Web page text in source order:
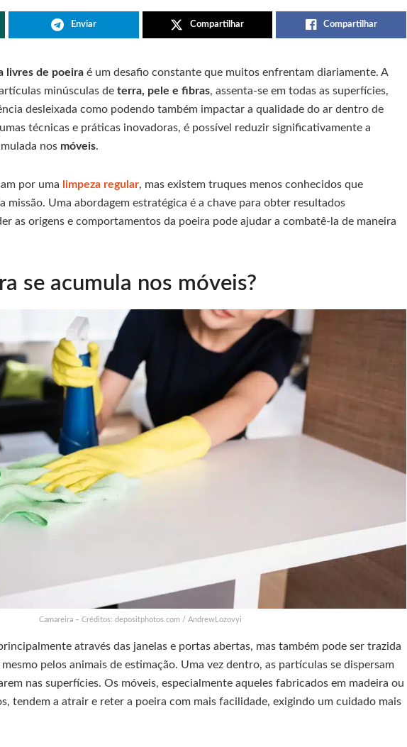
Enviar Compartilhar Compartilhar
livres de poeira é um desafio constante que muitos enfrentam diariamente. A
minúsculas de terra, pele e fibras, assenta-se em todas as superfícies,
desleixada como podendo também impactar a qualidade do ar dentro de
técnicas e práticas inovadoras, é possível reduzir significativamente a
nos móveis.
por uma limpeza regular, mas existem truques menos conhecidos que
missão. Uma abordagem estratégica é a chave para obter resultados
as origens e comportamentos da poeira pode ajudar a combatê-la de maneira
se acumula nos móveis?
Camareira – Créditos: depositphotos.com / AndrewLozovyi
através das janelas e portas abertas, mas também pode ser trazida
pelos animais de estimação. Uma vez dentro, as partículas se dispersam
nas superfícies. Os móveis, especialmente aqueles fabricados em madeira ou
tendem a atrair e reter a poeira com mais facilidade, exigindo um cuidado mais